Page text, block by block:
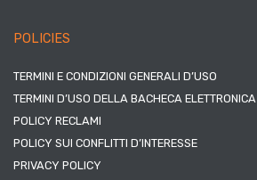
POLICIES
TERMINI E CONDIZIONI GENERALI D’USO
TERMINI D’USO DELLA BACHECA ELETTRONICA
POLICY RECLAMI
POLICY SUI CONFLITTI D’INTERESSE
PRIVACY POLICY